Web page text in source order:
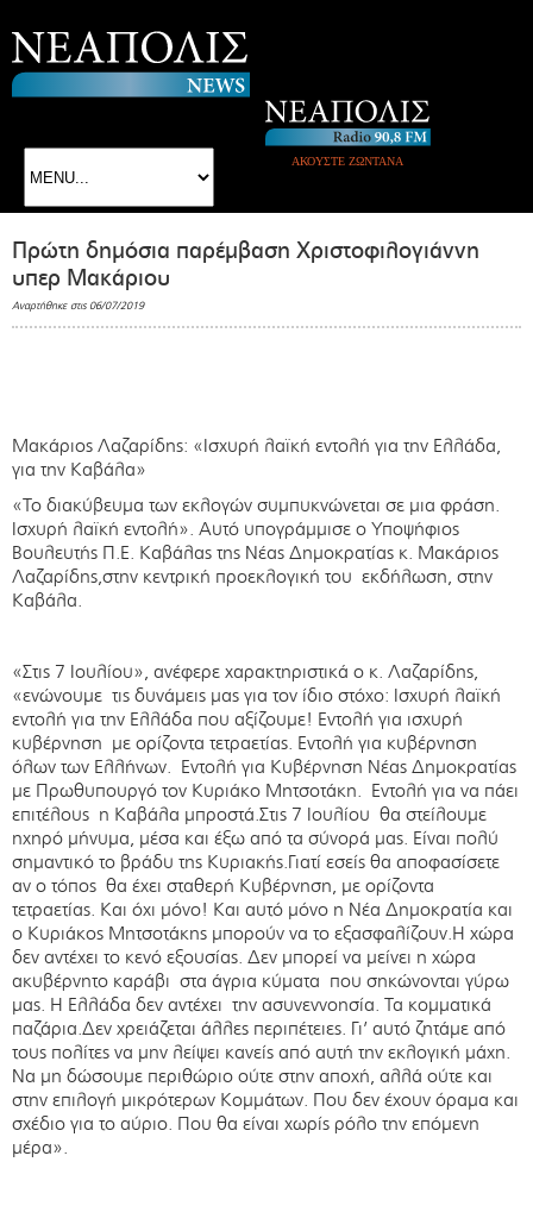
ΑΚΟΥΣΤΕ ΖΩΝΤΑΝΑ
Πρώτη δημόσια παρέμβαση Χριστοφιλογιάννη
υπερ Μακάριου
Αναρτήθηκε στις 06/07/2019
Μακάριος Λαζαρίδης: «Ισχυρή λαϊκή εντολή για την Ελλάδα,
για την Καβάλα»
«Το διακύβευμα των εκλογών συμπυκνώνεται σε μια φράση.
Ισχυρή λαϊκή εντολή». Αυτό υπογράμμισε ο Υποψήφιος
Βουλευτής Π.Ε. Καβάλας της Νέας Δημοκρατίας κ. Μακάριος
Λαζαρίδης,στην κεντρική προεκλογική του εκδήλωση, στην
Καβάλα.
«Στις 7 Ιουλίου», ανέφερε χαρακτηριστικά ο κ. Λαζαρίδης,
«ενώνουμε τις δυνάμεις μας για τον ίδιο στόχο: Ισχυρή λαϊκή
εντολή για την Ελλάδα που αξίζουμε! Εντολή για ισχυρή
κυβέρνηση με ορίζοντα τετραετίας. Εντολή για κυβέρνηση
όλων των Ελλήνων. Εντολή για Κυβέρνηση Νέας Δημοκρατίας
με Πρωθυπουργό τον Κυριάκο Μητσοτάκη. Εντολή για να πάει
επιτέλους η Καβάλα μπροστά.Στις 7 Ιουλίου θα στείλουμε
ηχηρό μήνυμα, μέσα και έξω από τα σύνορά μας. Είναι πολύ
σημαντικό το βράδυ της Κυριακής.Γιατί εσείς θα αποφασίσετε
αν ο τόπος θα έχει σταθερή Κυβέρνηση, με ορίζοντα
τετραετίας. Και όχι μόνο! Και αυτό μόνο η Νέα Δημοκρατία και
ο Κυριάκος Μητσοτάκης μπορούν να το εξασφαλίζουν.Η χώρα
δεν αντέχει το κενό εξουσίας. Δεν μπορεί να μείνει η χώρα
ακυβέρνητο καράβι στα άγρια κύματα που σηκώνονται γύρω
μας. Η Ελλάδα δεν αντέχει την ασυνεννοησία. Τα κομματικά
παζάρια.Δεν χρειάζεται άλλες περιπέτειες. Γι’ αυτό ζητάμε από
τους πολίτες να μην λείψει κανείς από αυτή την εκλογική μάχη.
Να μη δώσουμε περιθώριο ούτε στην αποχή, αλλά ούτε και
στην επιλογή μικρότερων Κομμάτων. Που δεν έχουν όραμα και
σχέδιο για το αύριο. Που θα είναι χωρίς ρόλο την επόμενη
μέρα».